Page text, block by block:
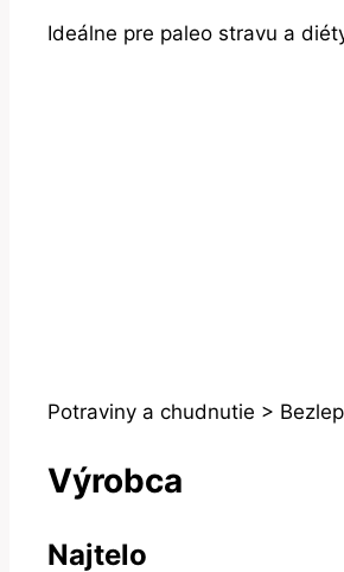
Ideálne pre paleo stravu a
Potraviny a chudnutie >
Výrobca
Najtelo